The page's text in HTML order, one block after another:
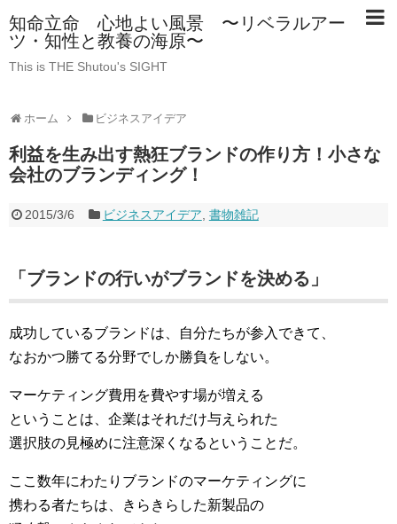
知命立命 心地よい風景 〜リベラルアー
ツ・知性と教養の海原〜
This is THE Shutou's SIGHT
ホーム ビジネスアイデア
利益を生み出す熱狂ブランドの作り方！小さな
会社のブランディング！
2015/3/6 ビジネスアイデア 書物雑記
「ブランドの行いがブランドを決める」
成功しているブランドは、自分たちが参入できて、
なおかつ勝てる分野でしか勝負をしない。
マーケティング費用を費やす場が増える
ということは、企業はそれだけ与えられた
選択肢の見極めに注意深くなるということだ。
ここ数年にわたりブランドのマーケティングに
携わる者たちは、きらきらした新製品の